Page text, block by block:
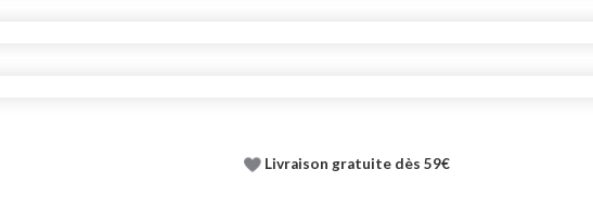
Livraison gratuite dès 59€